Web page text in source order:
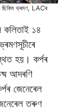
ছিকিম ভ্ৰমণ, LACৰ
কলিতাই ১৪
হয়। কৰ্পৰ
আদৰণি
জেনেৰেল
তৰুণ